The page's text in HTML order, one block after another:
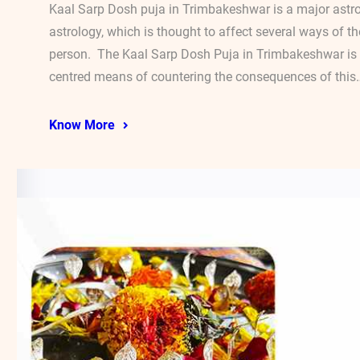
Kaal Sarp Dosh puja in Trimbakeshwar is a major
astrology, which is thought to affect several ways of
person. The Kaal Sarp Dosh Puja in Trimbakeshwar
centred means of countering the consequences of
Know More